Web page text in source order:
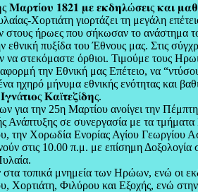
𝟏𝟖𝟐𝟏 𝛍𝛆 𝛆𝛋𝛅𝛈𝛌ώ𝛔𝛆𝛊ς 𝛋𝛂𝛊
Χορτιάτη γιορτάζει τη μεγάλη
στους ήρωες που σήκωσαν το
πυξίδα του Έθνους μας. Στις
να στεκόμαστε όρθιοι. Τιμούμε τους
την Εθνική μας Επέτειο, να
ηχηρό μήνυμα εθνικής ενότητας και
𝚱𝛂ϊ𝛕𝛆𝛇ί𝛅𝛈ς.
την 25η Μαρτίου ανοίγει την
Ανάπτυξης σε συνεργασία με τα
την Χορωδία Ενορίας Αγίου
στις 10.00 π.μ. με επίσημη
τοπικά μνημεία των Ηρώων, ενώ οι
Χορτιάτη, Φιλύρου και Εξοχής, ενώ